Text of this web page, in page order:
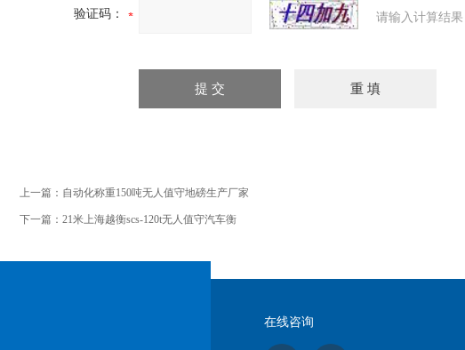
验证码： 请输入计算结
上一篇： 自动化称重150吨无人值守地磅生产厂家
下一篇： 21米上海越衡scs-120t无人值守汽车衡
在线咨询